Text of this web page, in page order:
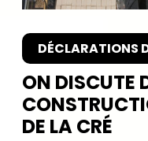
DÉCLARATIONS
ON DISCUTE
DE LA CRÉ